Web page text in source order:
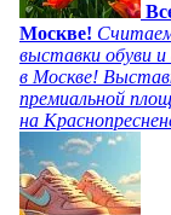
Москве!
выставки обуви и
в Москве!
премиальной
на